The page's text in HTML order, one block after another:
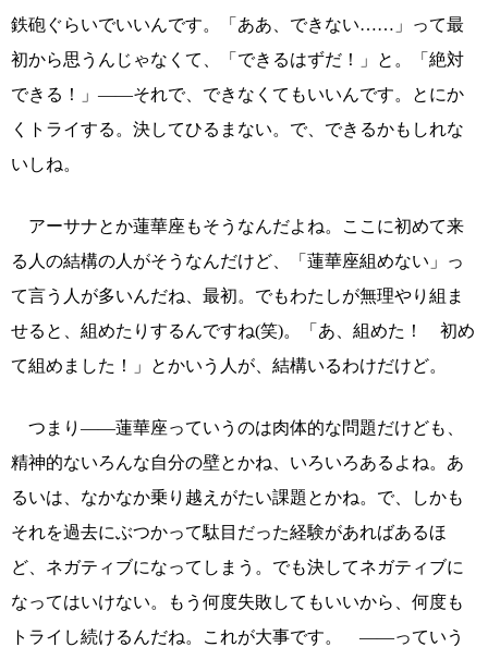
鉄砲ぐらいでいいんです。「ああ、できない……」って最
初から思うんじゃなくて、「できるはずだ！」と。「絶対
できる！」――それで、できなくてもいいんです。とにか
くトライする。決してひるまない。で、できるかもしれな
いしね。
アーサナとか蓮華座もそうなんだよね。ここに初めて来
る人の結構の人がそうなんだけど、「蓮華座組めない」っ
て言う人が多いんだね、最初。でもわたしが無理やり組ま
せると、組めたりするんですね(笑)。「あ、組めた！ 初め
て組めました！」とかいう人が、結構いるわけだけど。
つまり――蓮華座っていうのは肉体的な問題だけども、
精神的ないろんな自分の壁とかね、いろいろあるよね。あ
るいは、なかなか乗り越えがたい課題とかね。で、しかも
それを過去にぶつかって駄目だった経験があればあるほ
ど、ネガティブになってしまう。でも決してネガティブに
なってはいけない。もう何度失敗してもいいから、何度も
トライし続けるんだね。これが大事です。 ――っていう